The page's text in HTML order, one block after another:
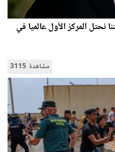
نحتل المركز الأول عالميا في
3115 مشاهدة